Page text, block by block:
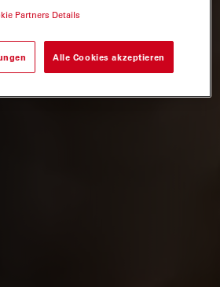
Partners Details
Alle Cookies akzeptieren